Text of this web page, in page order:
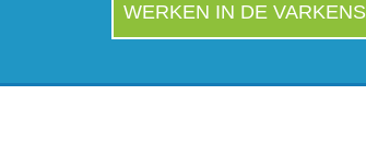
WERKEN IN DE